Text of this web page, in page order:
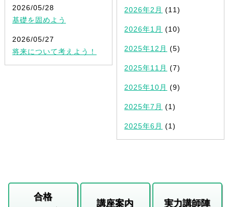
2026/05/28
基礎を固めよう
2026/05/27
将来について考えよう！
2026年2月 (11)
2026年1月 (10)
2025年12月 (5)
2025年11月 (7)
2025年10月 (9)
2025年7月 (1)
2025年6月 (1)
合格
講座案内 実力講師陣